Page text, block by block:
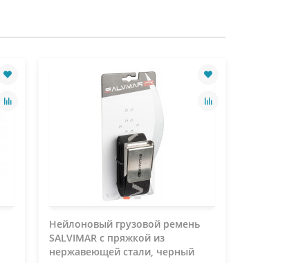
Нейлоновый грузовой ремень
SALVIMAR с пряжкой из
нержавеющей стали, черный